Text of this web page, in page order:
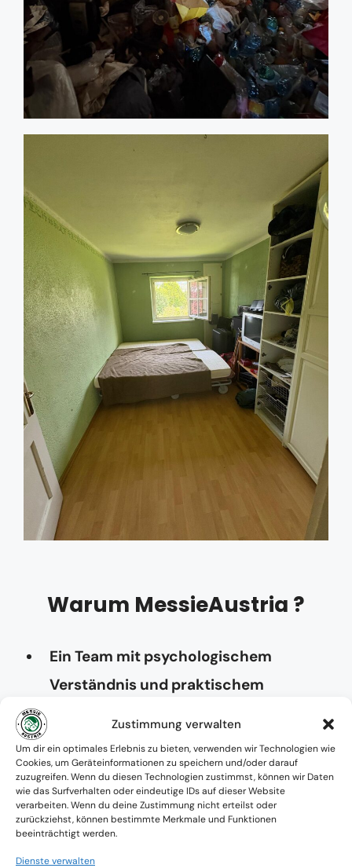
Zustimmung verwalten
Um dir ein optimales Erlebnis zu bieten, verwenden wir Technologien wie
Cookies, um Geräteinformationen zu speichern und/oder darauf
zuzugreifen. Wenn du diesen Technologien zustimmst, können wir Daten
wie das Surfverhalten oder eindeutige IDs auf dieser Website
verarbeiten. Wenn du deine Zustimmung nicht erteilst oder
zurückziehst, können bestimmte Merkmale und Funktionen
beeinträchtigt werden.
Dienste verwalten
Warum MessieAustria ?
Ein Team mit psychologischem
Verständnis und praktischem
Verfügbarkeit: Österreichweit
Absolute Diskretion & keine
Zusammenarbeit mit Ämtern ohne
Einverständnis